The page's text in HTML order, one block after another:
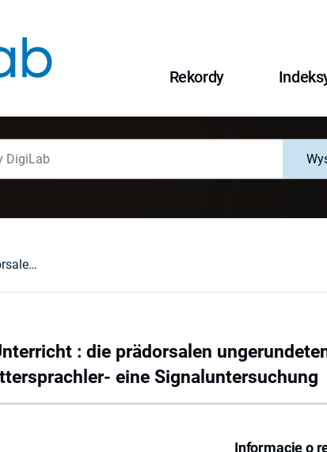
Rekordy
(Aus)Sprache im Unterricht : die prädorsalen ungerundeten Vokale der Niederländischen als Ausspracheproblem für polnische Muttersprachler- eine Signaluntersuchung
: die prädorsalen
eine Signaluntersuchung
Informacje o